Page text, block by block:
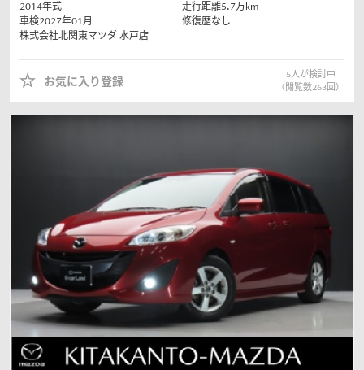
2014年式 走行距離5.7万km
車検2027年01月
修復歴なし
株式会社北関東マツダ 水戸店
お気に入り登録
5人が検討中
（閲覧数263回）